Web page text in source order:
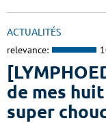
ACTUALITÉS
relevance:
de mes
super